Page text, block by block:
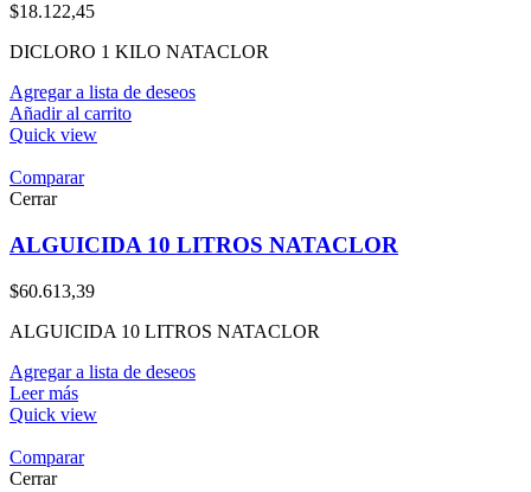
$18.122,45
DICLORO 1 KILO NATACLOR
Agregar a lista de deseos
Añadir al carrito
Quick view
Comparar
Cerrar
ALGUICIDA 10 LITROS NATACLOR
$60.613,39
ALGUICIDA 10 LITROS NATACLOR
Agregar a lista de deseos
Leer más
Quick view
Comparar
Cerrar